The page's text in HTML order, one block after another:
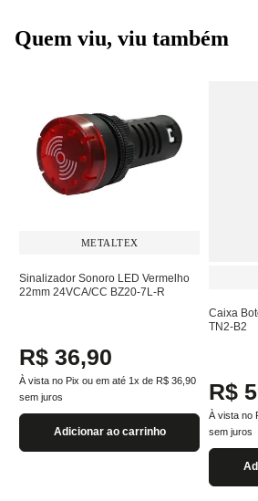
Quem viu, viu também
METALTEX
Sinalizador Sonoro LED Vermelho
22mm 24VCA/CC BZ20-7L-R
R$ 36,90
À vista no Pix ou em até 1x de R$ 36 90
sem juros
Adicionar ao carrinho
Caixa
TN2-B2
R$
À vista no
sem juros